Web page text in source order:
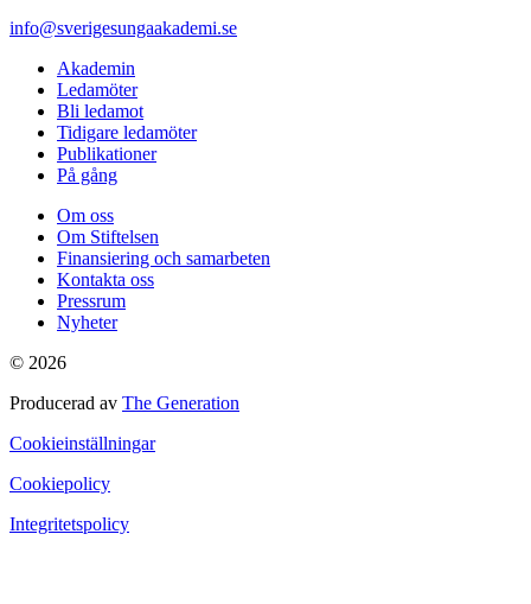
info@sverigesungaakademi.se
Akademin
Ledamöter
Bli ledamot
Tidigare ledamöter
Publikationer
På gång
Om oss
Om Stiftelsen
Finansiering och samarbeten
Kontakta oss
Pressrum
Nyheter
© 2026
Producerad av The Generation
Cookieinställningar
Cookiepolicy
Integritetspolicy